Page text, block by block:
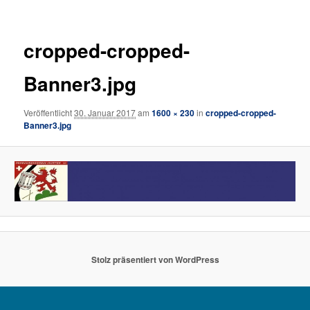
cropped-cropped-
Banner3.jpg
Veröffentlicht30. Januar 2017am1600 × 230incropped-cropped-
Banner3.jpg
Stolz präsentiert von WordPress